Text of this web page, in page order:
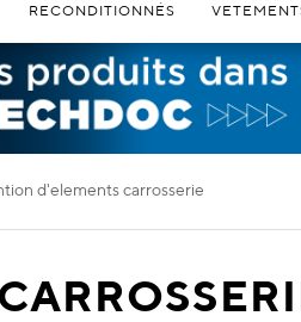
RECONDITIONNÉS
d'elements carrosserie